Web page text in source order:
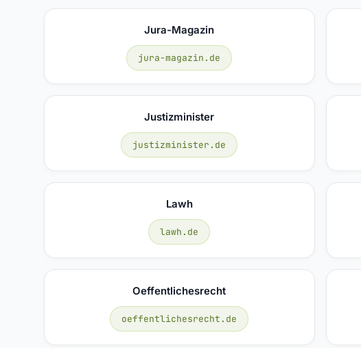
Jura-Magazin
jura-magazin.de
Justizminister
justizminister.de
Lawh
lawh.de
Oeffentlichesrecht
oeffentlichesrecht.de